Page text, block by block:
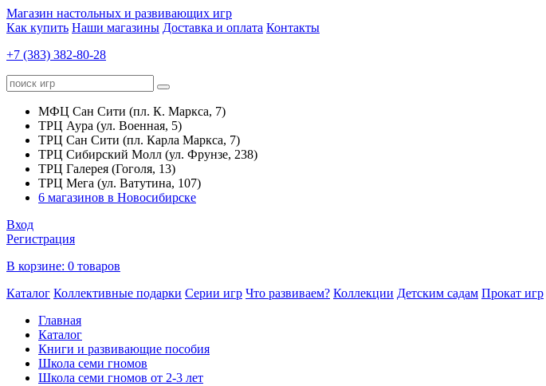
Магазин настольных и развивающих игр
Как купить Наши магазины Доставка и оплата Контакты
+7 (383) 382-80-28
МФЦ Сан Сити (пл. К. Маркса, 7)
ТРЦ Аура (ул. Военная, 5)
ТРЦ Сан Сити (пл. Карла Маркса, 7)
ТРЦ Сибирский Молл (ул. Фрунзе, 238)
ТРЦ Галерея (Гоголя, 13)
ТРЦ Мега (ул. Ватутина, 107)
6 магазинов в Новосибирске
Вход
Регистрация
В корзине: 0 товаров
Каталог Коллективные подарки Серии игр Что развиваем? Коллекции Детским садам Прокат игр
Главная
Каталог
Книги и развивающие пособия
Школа семи гномов
Школа семи гномов от 2-3 лет